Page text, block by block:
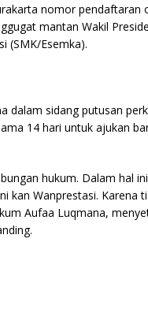
nomor pendaftaran
mantan Wakil
(SMK/Esemka).
dalam sidang putusan
14 hari untuk ajukan
hukum. Dalam hal
kan Wanprestasi. Karena
Aufaa Luqmana,